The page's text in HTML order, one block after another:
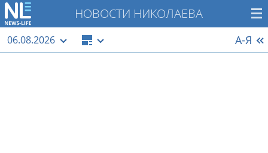
НОВОСТИ НИКОЛАЕВА
06.08.2026 А-Я